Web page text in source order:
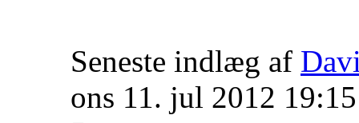
Seneste indlæg af
ons 11. jul 2012 19:15